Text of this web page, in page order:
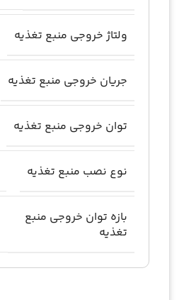
ولتاژ خروجی منبع تغذیه
جریان خروجی منبع تغذیه
توان خروجی منبع تغذیه
نوع نصب منبع تغذیه
بازه توان خروجی منبع
تغذیه